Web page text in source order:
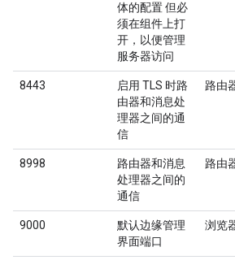
体的配置 但必
须在组件上打
开，以便管理
服务器访问
8443
启用 TLS 时路
由器和消息处
理器之间的通
信
路由
8998
路由器和消息
处理器之间的
通信
路由
9000
默认边缘管理
界面端口
浏览